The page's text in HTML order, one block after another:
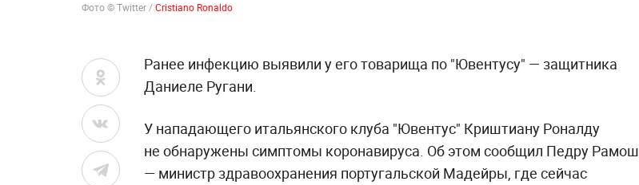
Фото © Twitter /Cristiano Ronaldo
Ранее инфекцию выявили у его товарища по "Ювентусу" — защитника
Даниеле Ругани.
У нападающего итальянского клуба "Ювентус" Криштиану Роналду
не обнаружены симптомы коронавируса. Об этом сообщил Педру Рамош
— министр здравоохранения португальской Мадейры, где сейчас